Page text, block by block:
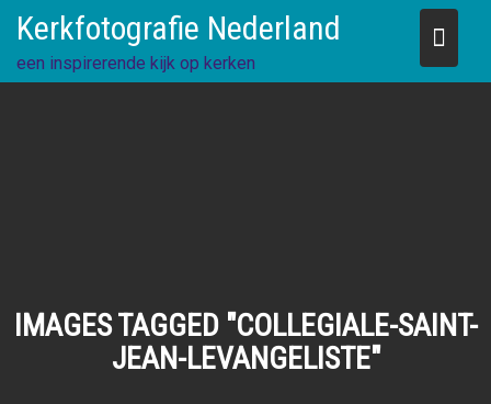
content
Kerkfotografie Nederland
een inspirerende kijk op kerken
IMAGES TAGGED "COLLEGIALE-SAINT-
JEAN-LEVANGELISTE"